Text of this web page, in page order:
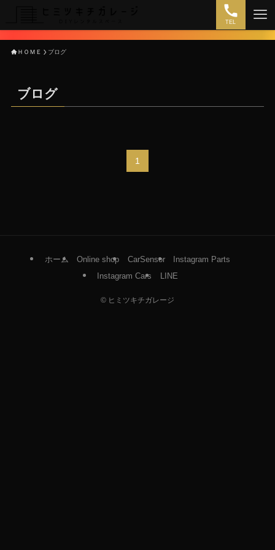
TEL
ＨＯＭＥ ブログ
ブログ
1
ホーム Online shop CarSensor
Instagram Parts
Instagram Cars
LINE
© ヒミツキチガレージ